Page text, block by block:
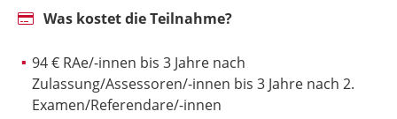
Was kostet die Teilnahme?
94 € RAe/-innen bis 3 Jahre nach
Zulassung/Assessoren/-innen bis 3 Jahre nach 2.
Examen/Referendare/-innen